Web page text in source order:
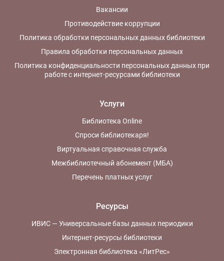
Вакансии
Противодействие коррупции
Политика обработки персональных данных библиотеки
Правила обработки персональных данных
Политика конфиденциальности персональных данных при
работе с интернет-ресурсами библиотеки
Услуги
Библиотека Online
Спроси библиотекаря!
Виртуальная справочная служба
Межбиблиотечный абонемент (МБА)
Перечень платных услуг
Ресурсы
ИВИС — Универсальные базы данных периодики
Интернет-ресурсы библиотеки
Электронная библиотека «ЛитРес»